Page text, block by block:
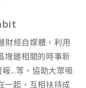
財經自媒體，利用
塊鏈相關的時事新
...等，協助大眾吸
一起，互相扶持成